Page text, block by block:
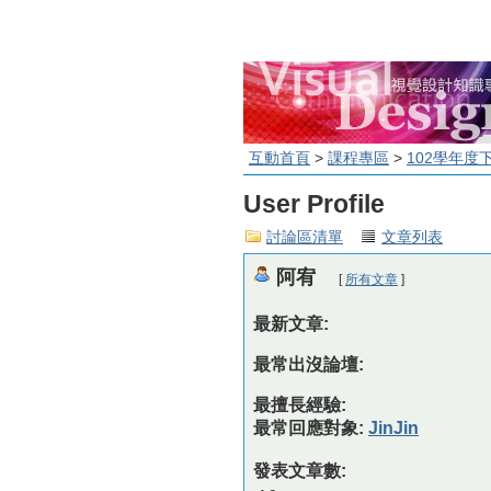
互動首頁 > 課程專區 > 102學年度
User Profile
討論區清單 文章列表
阿宥 [ 所有文章 ]
最新文章:
最常出沒論壇:
最擅長經驗:
最常回應對象: JinJin
發表文章數: